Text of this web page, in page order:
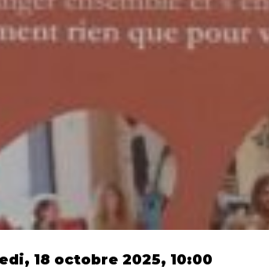
18 octobre 2025, 10:00